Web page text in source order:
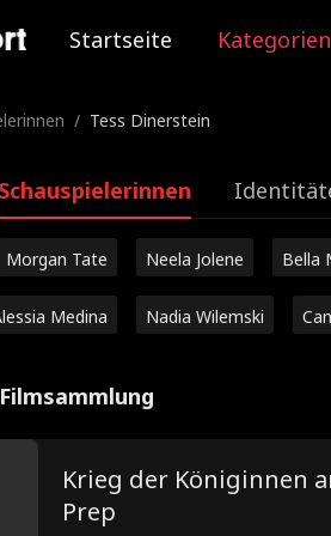
Startseite Kategorien
/ Tess Dinerstein
Schauspielerinnen
Morgan Tate Neela Jolene Bella
Medina Nadia Wilemski
Krieg der Königinnen
Prep